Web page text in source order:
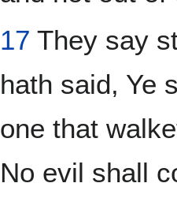
17 They say
hath said, Ye
one that
No evil shall